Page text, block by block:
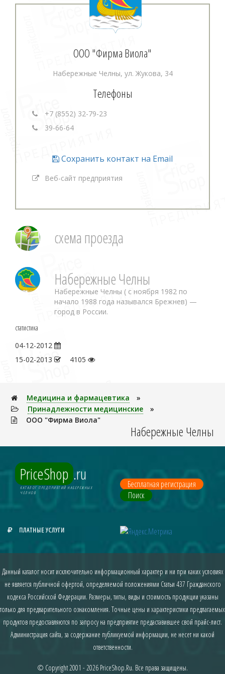
ООО "Фирма Виола"
Набережные Челны, ул. Жукова, 34
Телефоны
+7 (8552) 32-79-23
39-66-64
Сохранить контакт на Email
Веб-сайт предприятия
схема проезда
Набережные Челны
Набережные Челны ( с ноября 1982 по
начало 1988 года назывался Брежнев) —
город в России.
статистика
04-12-2012
15-02-2013
4105
Медицина и фармацевтика
»
Принадлежности медицинские
»
ООО "Фирма Виола"
Набережные Челны
PriceShop .ru
КАТАЛОГ ПРЕДПРИЯТИЙ НАБЕРЕЖНЫХ
ЧЕЛНОВ
Бесплатная регистрация
Поиск
ПЛАТНЫЕ УСЛУГИ
Данный каталог носит исключительно информационный характер и ни при каких условиях
не является публичной офертой, определяемой положениями Статьи 437 Гражданского
кодекса Российской Федерации. Размеры, типы, виды и стоимость продукции указаны
только для предварительного ознакомления. Точные цены и характеристики предлагаемых
продуктов предоставляются по запросу на предприятие предаставившее свой прайс-лист.
Администрация сайта, за содержание публикуемой информации, не несет ни какой
ответственности.
© Copyright 2001 - 2026 PriceShop.Ru. Все права защищены.